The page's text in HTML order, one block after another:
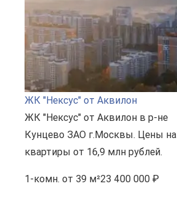
ЖК "Нексус" от Аквилон
ЖК "Нексус" от Аквилон в р-не
Кунцево ЗАО г.Москвы. Цены на
квартиры от 16,9 млн рублей.
1-комн. от 39 м²23 400 000 ₽